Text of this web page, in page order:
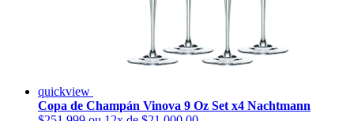
quickview
Copa de Champán Vinova 9 Oz Set x4 Nachtmann